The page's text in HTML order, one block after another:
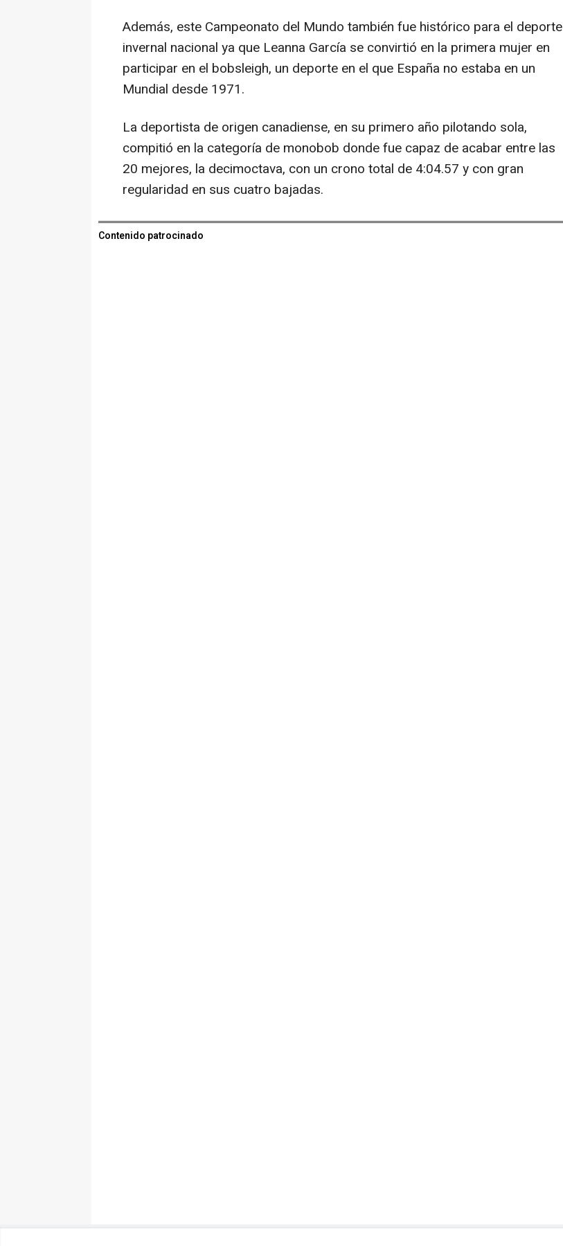
Además, este Campeonato del Mundo también fue histórico para el deporte
invernal nacional ya que Leanna García se convirtió en la primera mujer en
participar en el bobsleigh, un deporte en el que España no estaba en un
Mundial desde 1971.
La deportista de origen canadiense, en su primero año pilotando sola,
compitió en la categoría de monobob donde fue capaz de acabar entre las
20 mejores, la decimoctava, con un crono total de 4:04.57 y con gran
regularidad en sus cuatro bajadas.
Contenido patrocinado